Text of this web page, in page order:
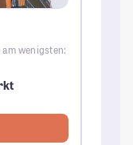
wenigsten: